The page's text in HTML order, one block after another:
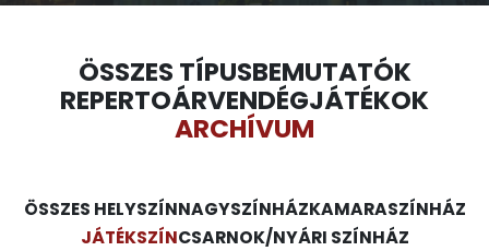
ÖSSZES TÍPUSBEMUTATÓK
REPERTOÁRVENDÉGJÁTÉKOK
ARCHÍVUM
ÖSSZES HELYSZÍNNAGYSZÍNHÁZKAMARASZÍNHÁZ
JÁTÉKSZÍNCSARNOK/NYÁRI SZÍNHÁZ